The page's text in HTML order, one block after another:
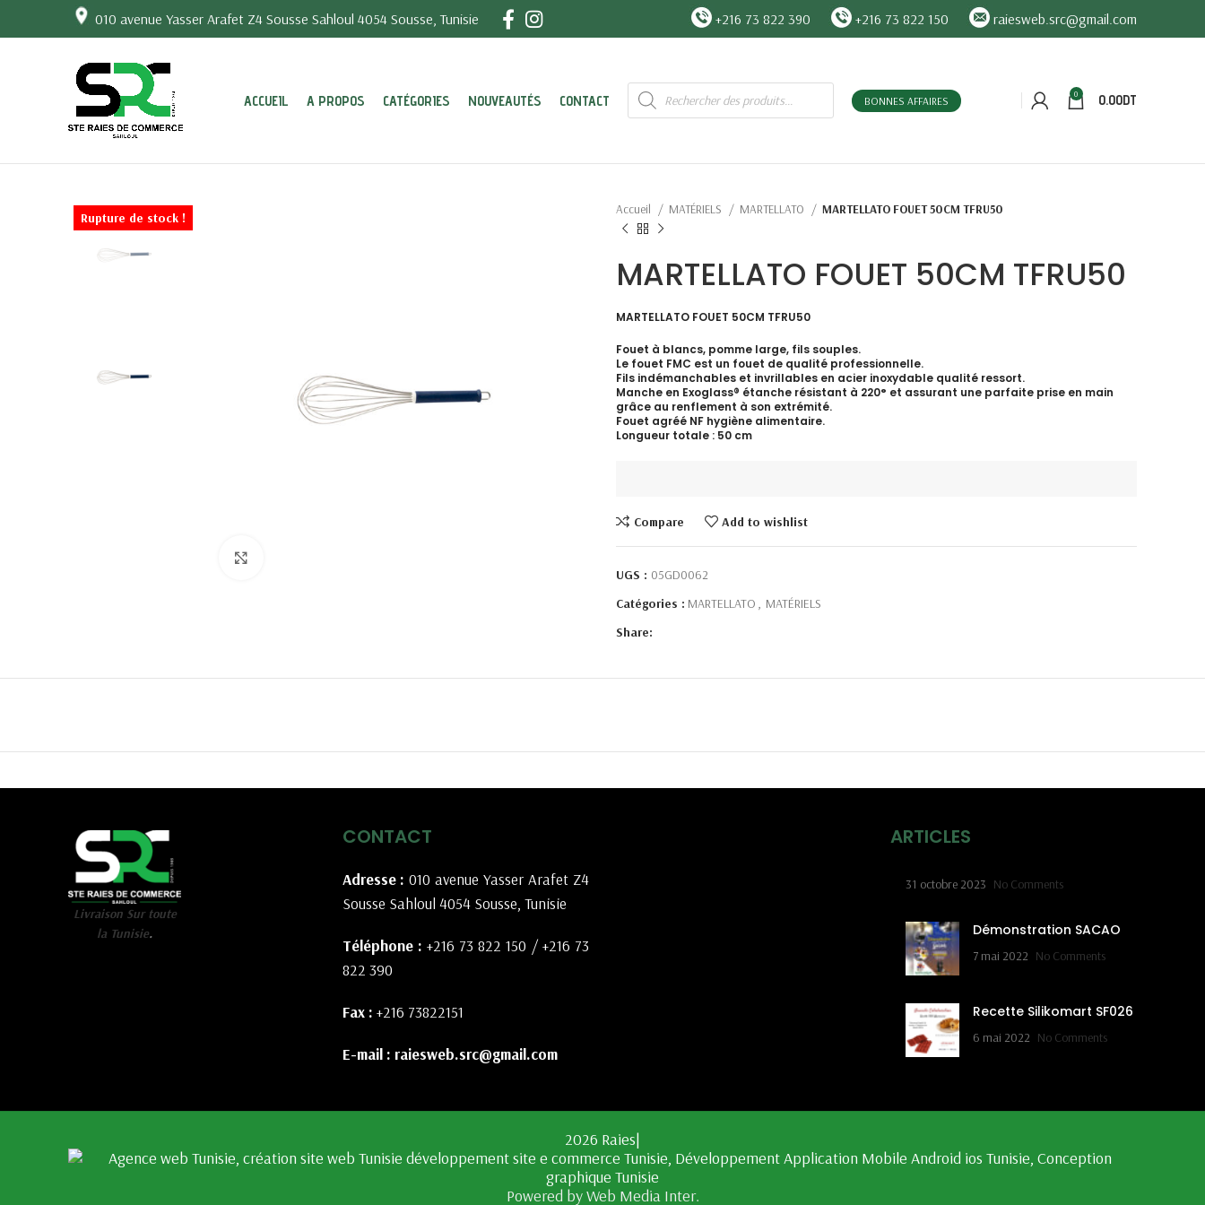
010 avenue Yasser Arafet Z4 Sousse Sahloul 4054 Sousse, Tunisie +216 73 822 390 +216 73 822 150 raiesweb.src@gmail.com
ACCUEIL A PROPOS CATÉGORIES NOUVEAUTÉS CONTACT
Recherche
de
produits
BONNES AFFAIRES
0 0.00DT
Rupture de stock !
Accueil MATÉRIELS MARTELLATO MARTELLATO FOUET 50CM TFRU50
MARTELLATO FOUET 50CM TFRU50
MARTELLATO FOUET 50CM TFRU50
Fouet à blancs, pomme large, fils souples.
Le fouet FMC est un fouet de qualité professionnelle.
Fils indémanchables et invrillables en acier inoxydable qualité ressort.
Manche en Exoglass® étanche résistant à 220° et assurant une parfaite prise en main
grâce au renflement à son extrémité.
Fouet agréé NF hygiène alimentaire.
Longueur totale : 50 cm
Compare Add to wishlist
UGS : 05GD0062
Catégories : MARTELLATO , MATÉRIELS
Share:
Livraison Sur toute
la Tunisie.
CONTACT
Adresse : 010 avenue Yasser Arafet Z4
Sousse Sahloul 4054 Sousse, Tunisie
Téléphone : +216 73 822 150 /+216 73
822 390
Fax : +216 73822151
E-mail : raiesweb.src@gmail.com
ARTICLES
31 octobre 2023 No Comments
Démonstration SACAO
7 mai 2022 No Comments
Recette Silikomart SF026
6 mai 2022 No Comments
2026 Raies|
Powered by Web Media Inter.